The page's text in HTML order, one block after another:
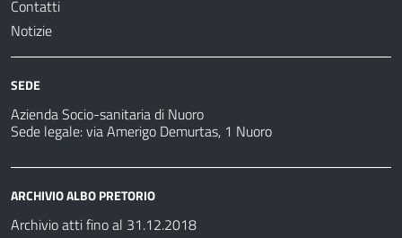
Contatti
Notizie
SEDE
Azienda Socio-sanitaria di Nuoro
Sede legale: via Amerigo Demurtas, 1 Nuoro
ARCHIVIO ALBO PRETORIO
Archivio atti fino al 31.12.2018